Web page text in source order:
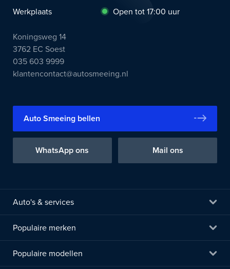
Werkplaats
Open tot 17:00 uur
Koningsweg 14
3762 EC Soest
035 603 9999
klantencontact@autosmeeing.nl
Auto Smeeing bellen
WhatsApp ons Mail ons
Auto's & services
Populaire merken
Populaire modellen